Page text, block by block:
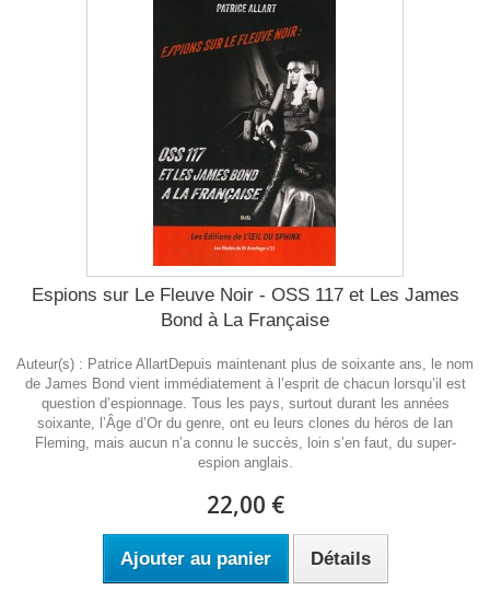
Espions sur Le Fleuve Noir - OSS 117 et Les James
Bond à La Française
Auteur(s) : Patrice AllartDepuis maintenant plus de soixante ans, le nom
de James Bond vient immédiatement à l’esprit de chacun lorsqu’il est
question d’espionnage. Tous les pays, surtout durant les années
soixante, l’Âge d’Or du genre, ont eu leurs clones du héros de Ian
Fleming, mais aucun n’a connu le succès, loin s’en faut, du super-
espion anglais.
22,00 €
Ajouter au panier Détails